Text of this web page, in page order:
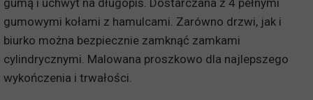
gumą i uchwyt na długopis. Dostarczana z 4 pełnymi
gumowymi kołami z hamulcami. Zarówno drzwi, jak i
biurko można bezpiecznie zamknąć zamkami
cylindrycznymi. Malowana proszkowo dla najlepszego
wykończenia i trwałości.